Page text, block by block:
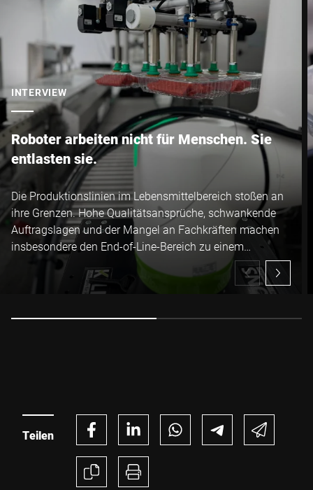
INTERVIEW
Roboter arbeiten nicht für Menschen. Sie
entlasten sie.
Die Produktionslinien im Lebensmittelbereich stoßen an
ihre Grenzen. Hohe Qualitätsansprüche, schwankende
Auftragslagen und der Mangel an Fachkräften machen
insbesondere den End-of-Line-Bereich zu einem
kritischen Engpass. Wie Bizerba mit modularen
Automatisierungslösungen pragmatische Unterstützung
bietet und was Unternehmen dabei beachten sollten,
Teilen